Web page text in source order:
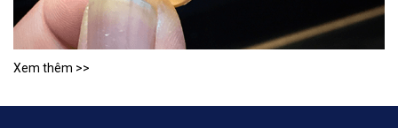
Xem thêm >>